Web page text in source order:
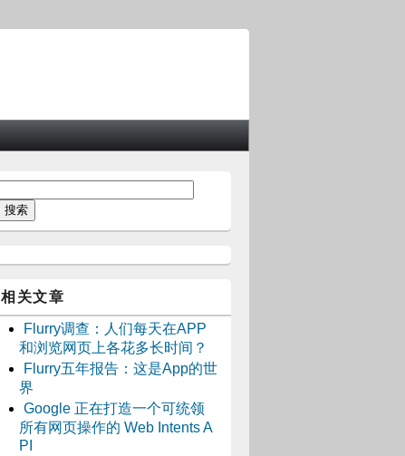
相关文章
Flurry调查：人们每天在APP
和浏览网页上各花多长时间？
Flurry五年报告：这是App的世
界
Google 正在打造一个可统领
所有网页操作的 Web Intents A
PI